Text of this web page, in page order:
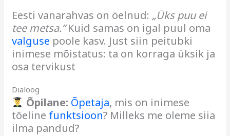
Eesti vanarahvas on öelnud: „Üks puu ei
tee metsa.“Kuid samas on igal puul oma
valguse poole kasv. Just siin peitubki
inimese mõistatus: ta on korraga üksik ja
osa tervikust
Dialoog
Õpilane: Õpetaja, mis on inimese
tõeline funktsioon? Milleks me oleme siia
ilma pandud?